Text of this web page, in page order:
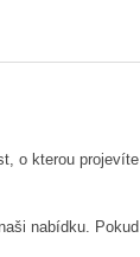
o kterou projevíte
nabídku. Pokud